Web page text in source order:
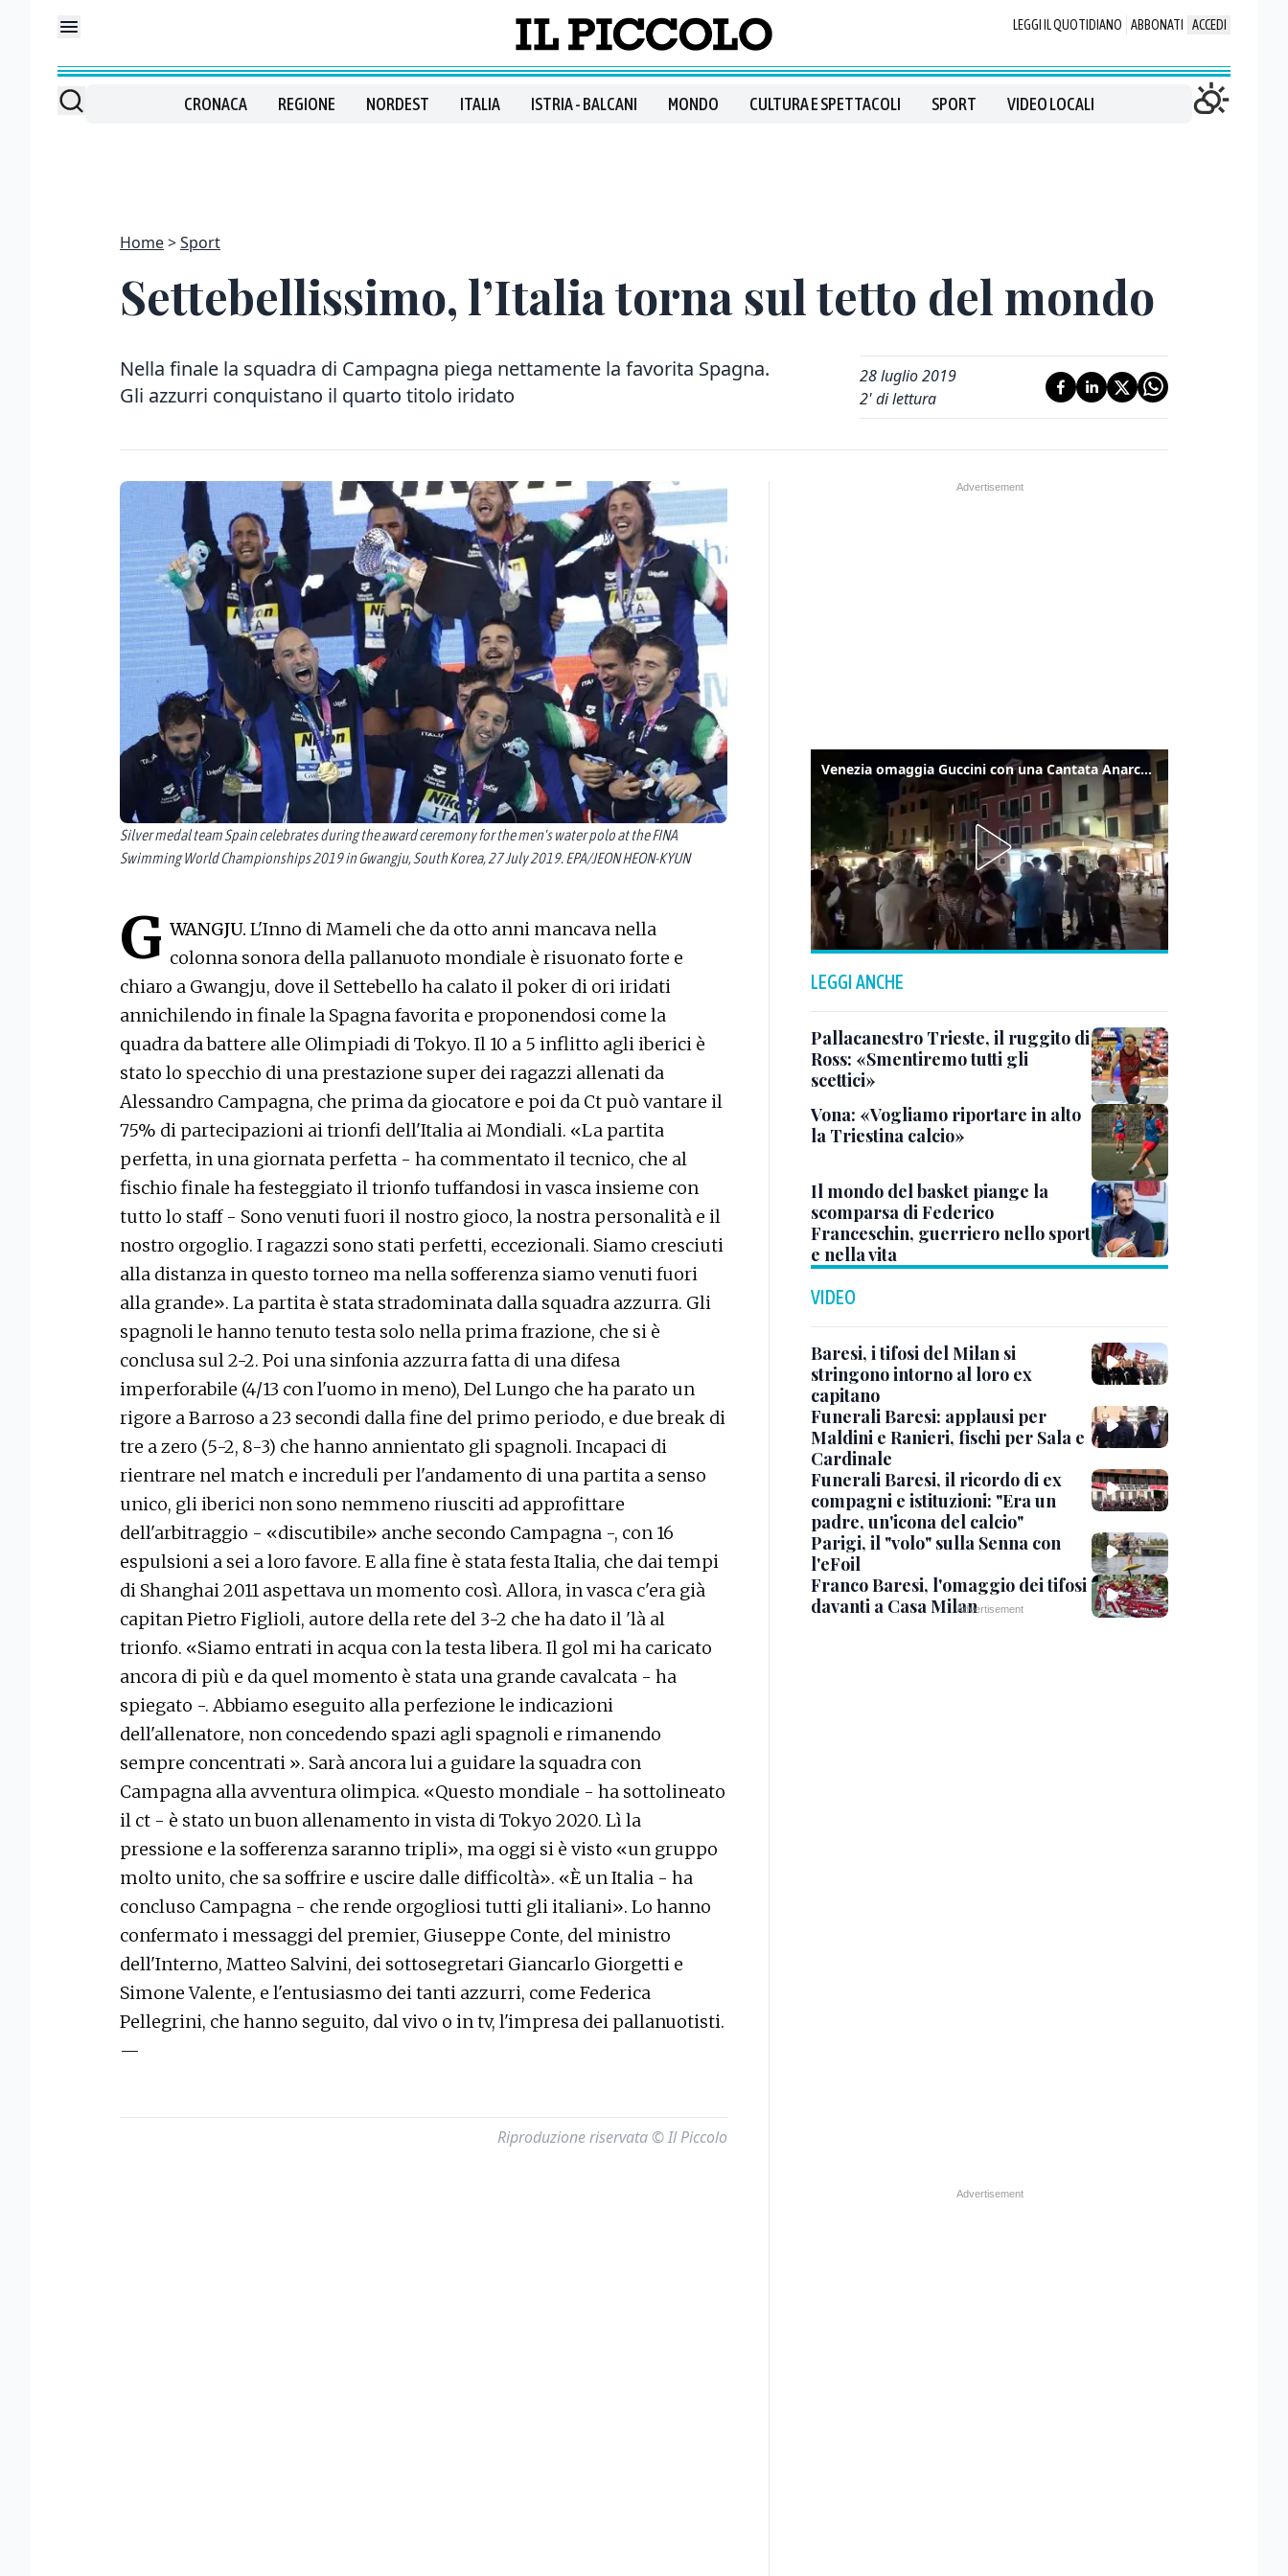
LEGGI IL QUOTIDIANO ABBONATI ACCEDI
CRONACA REGIONE NORDEST ITALIA ISTRIA - BALCANI MONDO CULTURA E SPETTACOLI SPORT VIDEO LOCALI
Home Sport
Settebellissimo, l’Italia torna sul tetto del mondo
Nella finale la squadra di Campagna piega nettamente la favorita Spagna.
Gli azzurri conquistano il quarto titolo iridato
28 luglio 2019
2' di lettura
Silver medal team Spain celebrates during the award ceremony for the men's water polo at the FINA
Swimming World Championships 2019 in Gwangju, South Korea, 27 July 2019. EPA/JEON HEON-KYUN
G WANGJU. L'Inno di Mameli che da otto anni mancava nella
colonna sonora della pallanuoto mondiale è risuonato forte e
chiaro a Gwangju, dove il Settebello ha calato il poker di ori iridati
annichilendo in finale la Spagna favorita e proponendosi come la
quadra da battere alle Olimpiadi di Tokyo. Il 10 a 5 inflitto agli iberici è
stato lo specchio di una prestazione super dei ragazzi allenati da
Alessandro Campagna, che prima da giocatore e poi da Ct può vantare il
75% di partecipazioni ai trionfi dell'Italia ai Mondiali. «La partita
perfetta, in una giornata perfetta - ha commentato il tecnico, che al
fischio finale ha festeggiato il trionfo tuffandosi in vasca insieme con
tutto lo staff - Sono venuti fuori il nostro gioco, la nostra personalità e il
nostro orgoglio. I ragazzi sono stati perfetti, eccezionali. Siamo cresciuti
alla distanza in questo torneo ma nella sofferenza siamo venuti fuori
alla grande». La partita è stata stradominata dalla squadra azzurra. Gli
spagnoli le hanno tenuto testa solo nella prima frazione, che si è
conclusa sul 2-2. Poi una sinfonia azzurra fatta di una difesa
imperforabile (4/13 con l'uomo in meno), Del Lungo che ha parato un
rigore a Barroso a 23 secondi dalla fine del primo periodo, e due break di
tre a zero (5-2, 8-3) che hanno annientato gli spagnoli. Incapaci di
rientrare nel match e increduli per l'andamento di una partita a senso
unico, gli iberici non sono nemmeno riusciti ad approfittare
dell'arbitraggio - «discutibile» anche secondo Campagna -, con 16
espulsioni a sei a loro favore. E alla fine è stata festa Italia, che dai tempi
di Shanghai 2011 aspettava un momento così. Allora, in vasca c'era già
capitan Pietro Figlioli, autore della rete del 3-2 che ha dato il 'là al
trionfo. «Siamo entrati in acqua con la testa libera. Il gol mi ha caricato
ancora di più e da quel momento è stata una grande cavalcata - ha
spiegato -. Abbiamo eseguito alla perfezione le indicazioni
dell'allenatore, non concedendo spazi agli spagnoli e rimanendo
sempre concentrati ». Sarà ancora lui a guidare la squadra con
Campagna alla avventura olimpica. «Questo mondiale - ha sottolineato
il ct - è stato un buon allenamento in vista di Tokyo 2020. Lì la
pressione e la sofferenza saranno tripli», ma oggi si è visto «un gruppo
molto unito, che sa soffrire e uscire dalle difficoltà». «È un Italia - ha
concluso Campagna - che rende orgogliosi tutti gli italiani». Lo hanno
confermato i messaggi del premier, Giuseppe Conte, del ministro
dell'Interno, Matteo Salvini, dei sottosegretari Giancarlo Giorgetti e
Simone Valente, e l'entusiasmo dei tanti azzurri, come Federica
Pellegrini, che hanno seguito, dal vivo o in tv, l'impresa dei pallanuotisti.
—
Riproduzione riservata © Il Piccolo
Venezia omaggia Guccini con una Cantata Anarchica in campo Santa Margherita
LEGGI ANCHE
Pallacanestro Trieste, il ruggito di
Ross: «Smentiremo tutti gli
scettici»
Vona: «Vogliamo riportare in alto
la Triestina calcio»
Il mondo del basket piange la
scomparsa di Federico
Franceschin, guerriero nello sport
e nella vita
VIDEO
Baresi, i tifosi del Milan si
stringono intorno al loro ex
capitano
Funerali Baresi: applausi per
Maldini e Ranieri, fischi per Sala e
Cardinale
Funerali Baresi, il ricordo di ex
compagni e istituzioni: "Era un
padre, un'icona del calcio"
Parigi, il "volo" sulla Senna con
l'eFoil
Franco Baresi, l'omaggio dei tifosi
davanti a Casa Milan